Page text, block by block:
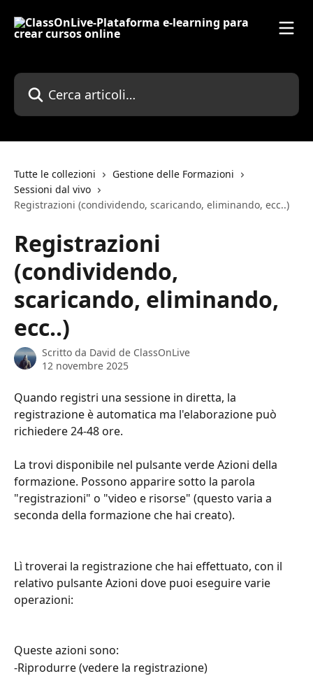
Cerca articoli…
Tutte le collezioni
Gestione delle Formazioni
Sessioni dal vivo
Registrazioni (condividendo, scaricando, eliminando, ecc..)
Registrazioni
(condividendo,
scaricando, eliminando,
ecc..)
Scritto da David de ClassOnLive
12 novembre 2025
Quando registri una sessione in diretta, la
registrazione è automatica ma l'elaborazione può
richiedere 24-48 ore.
La trovi disponibile nel pulsante verde Azioni della
formazione. Possono apparire sotto la parola
"registrazioni" o "video e risorse" (questo varia a
seconda della formazione che hai creato).
Lì troverai la registrazione che hai effettuato, con il
relativo pulsante Azioni dove puoi eseguire varie
operazioni:
Queste azioni sono:
-Riprodurre (vedere la registrazione)